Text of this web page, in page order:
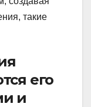
такие
его
и